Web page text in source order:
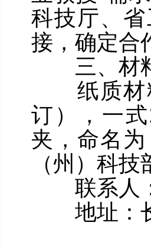
科技厅、
接，确定合
三、材
纸质材料
订），一
夹，命名
（州）科
联系人：
地址：长